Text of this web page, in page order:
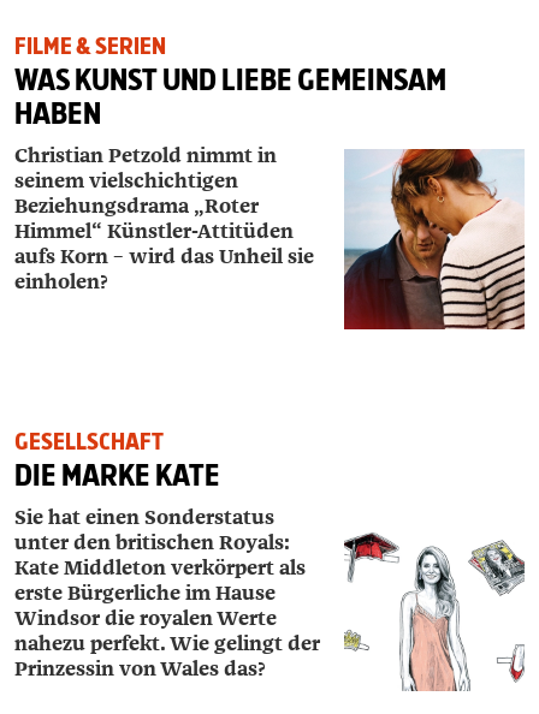
FILME & SERIEN
WAS KUNST UND LIEBE GEMEINSAM
HABEN
Christian Petzold nimmt in
seinem vielschichtigen
Beziehungsdrama „Roter
Himmel“ Künstler-Attitüden
aufs Korn – wird das Unheil sie
einholen?
GESELLSCHAFT
DIE MARKE KATE
Sie hat einen Sonderstatus
unter den britischen Royals:
Kate Middleton verkörpert als
erste Bürgerliche im Hause
Windsor die royalen Werte
nahezu perfekt. Wie gelingt der
Prinzessin von Wales das?